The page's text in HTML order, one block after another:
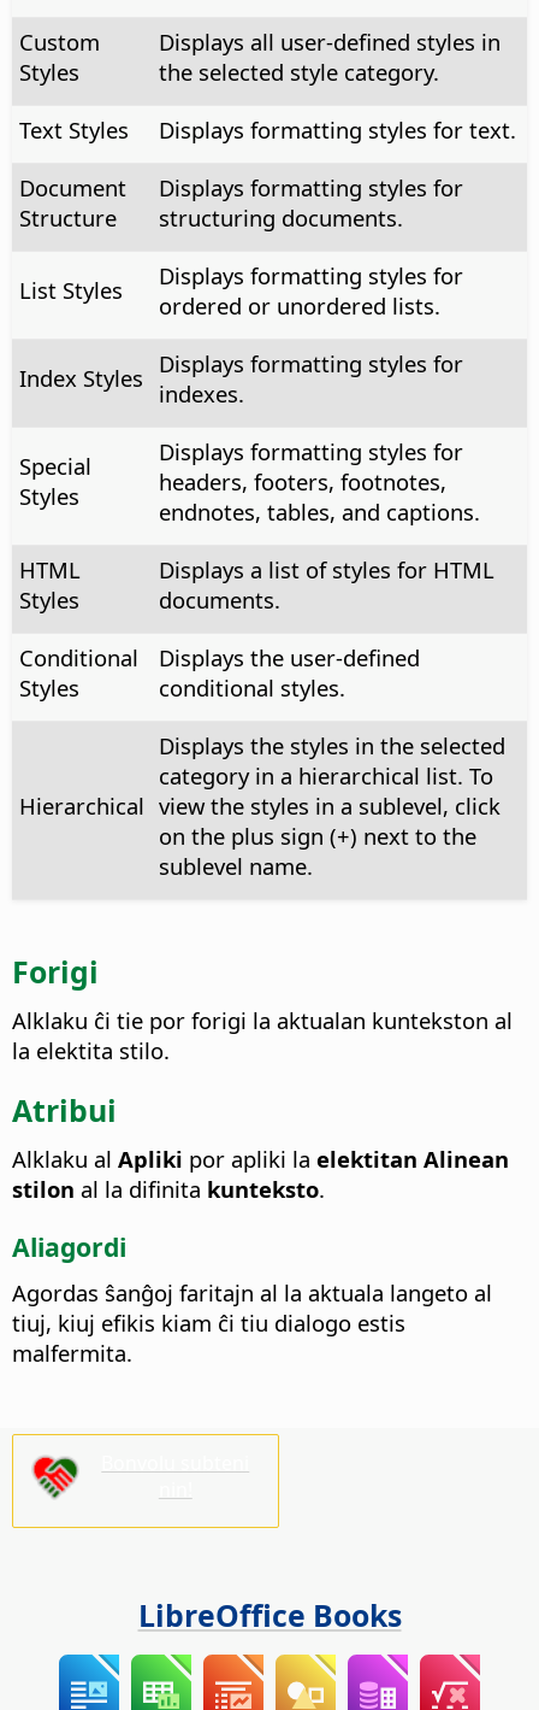
Custom
Styles
Displays all user-defined styles in
the selected style category.
Text Styles
Displays formatting styles for text.
Document
Structure
Displays formatting styles for
structuring documents.
List Styles
Displays formatting styles for
ordered or unordered lists.
Index Styles Displays formatting styles for
indexes.
Special
Styles
Displays formatting styles for
headers, footers, footnotes,
endnotes, tables, and captions.
HTML
Styles
Displays a list of styles for HTML
documents.
Conditional
Styles
Displays the user-defined
conditional styles.
Hierarchical
Displays the styles in the selected
category in a hierarchical list. To
view the styles in a sublevel, click
on the plus sign (+) next to the
sublevel name.
Forigi
Alklaku ĉi tie por forigi la aktualan kuntekston al
la elektita stilo.
Atribui
Alklaku al Apliki por apliki la elektitan Alinean
stilon al la difinita kunteksto.
Aliagordi
Agordas ŝanĝoj faritajn al la aktuala langeto al
tiuj, kiuj efikis kiam ĉi tiu dialogo estis
malfermita.
LibreOffice Books